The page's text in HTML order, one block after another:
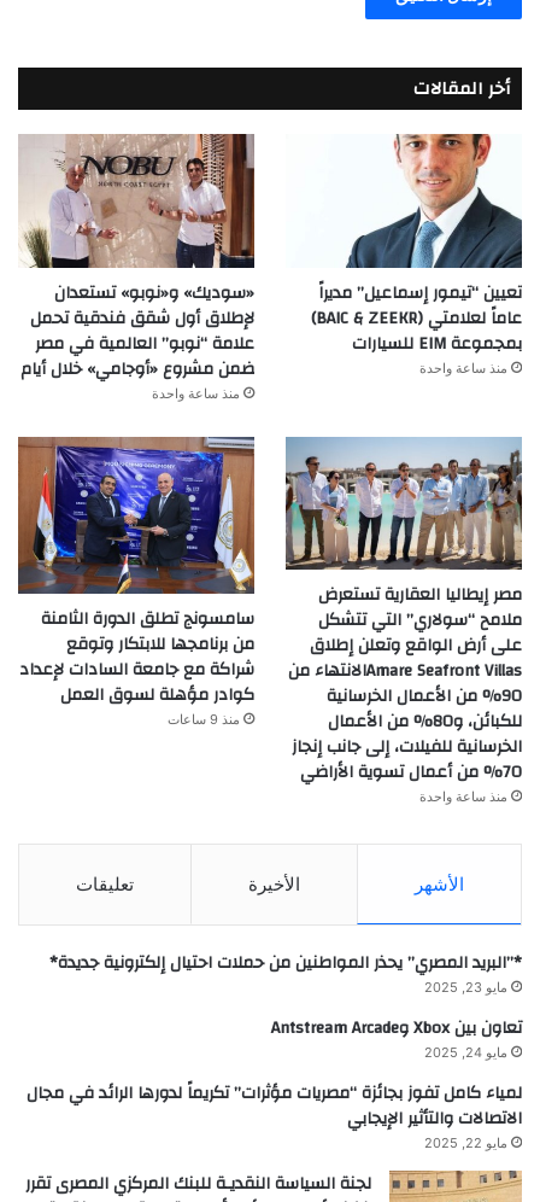
أخر المقالات
تعيين “تيمور إسماعيل” مديراً
عاماً لعلامتي (BAIC & ZEEKR)
بمجموعة EIM للسيارات
منذ ساعة واحدة
«سوديك» و«نوبو» تستعدان
لإطلاق أول شقق فندقية تحمل
علامة “نوبو” العالمية في مصر
ضمن مشروع «أوجامي» خلال أيام
منذ ساعة واحدة
مصر إيطاليا العقارية تستعرض
ملامح “سولاري” التي تتشكل
على أرض الواقع وتعلن إطلاق
Amare Seafront Villasالانتهاء من
90% من الأعمال الخرسانية
للكبائن، و80% من الأعمال
الخرسانية للفيلات، إلى جانب إنجاز
70% من أعمال تسوية الأراضي
منذ ساعة واحدة
سامسونج تطلق الدورة الثامنة
من برنامجها للابتكار وتوقع
شراكة مع جامعة السادات لإعداد
كوادر مؤهلة لسوق العمل
منذ 9 ساعات
الأشهر الأخيرة تعليقات
*”البريد المصري” يحذر المواطنين من حملات احتيال إلكترونية جديدة*
مايو 23, 2025
تعاون بين Xbox وAntstream Arcade
مايو 24, 2025
لمياء كامل تفوز بجائزة “مصريات مؤثرات” تكريماً لدورها الرائد في مجال
الاتصالات والتأثير الإيجابي
مايو 22, 2025
لجنة السياسة النقديـة للبنك المركزي المصرى تقرر